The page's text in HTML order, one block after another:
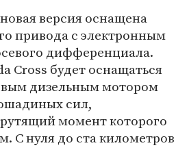
версия оснащена
привода с электронным
дифференциала.
Cross будет оснащаться
дизельным мотором
сил,
момент которого
С нуля до ста километров